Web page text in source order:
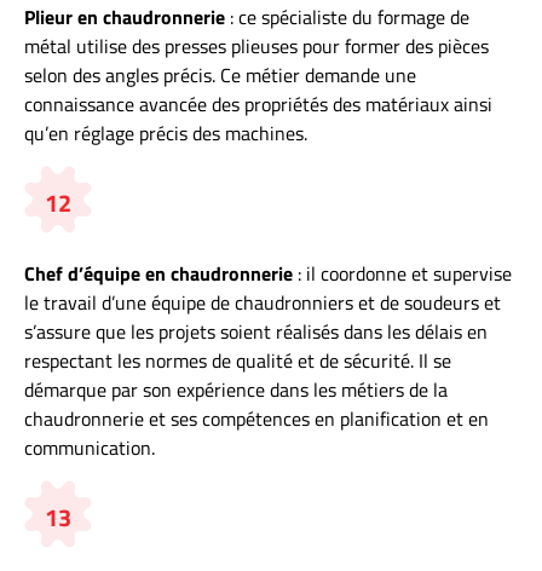
Plieur en chaudronnerie : ce spécialiste du formage de
métal utilise des presses plieuses pour former des pièces
selon des angles précis. Ce métier demande une
connaissance avancée des propriétés des matériaux ainsi
qu’en réglage précis des machines.
12
Chef d’équipe en chaudronnerie : il coordonne et supervise
le travail d’une équipe de chaudronniers et de soudeurs et
s’assure que les projets soient réalisés dans les délais en
respectant les normes de qualité et de sécurité. Il se
démarque par son expérience dans les métiers de la
chaudronnerie et ses compétences en planification et en
communication.
13